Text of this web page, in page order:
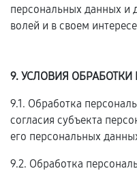
персональных данных и
волей и в своем
9. УСЛОВИЯ
9.1. Обработка
согласия субъекта
его персональных
9.2. Обработка